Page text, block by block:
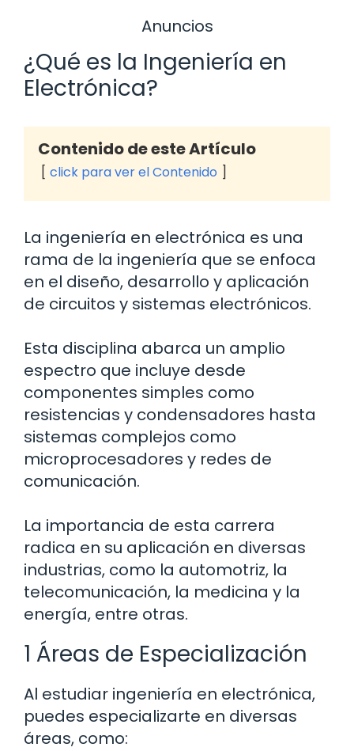
Anuncios
¿Qué es la Ingeniería en
Electrónica?
Contenido de este Artículo
click para ver el Contenido
La ingeniería en electrónica es una
rama de la ingeniería que se enfoca
en el diseño, desarrollo y aplicación
de circuitos y sistemas electrónicos.
Esta disciplina abarca un amplio
espectro que incluye desde
componentes simples como
resistencias y condensadores hasta
sistemas complejos como
microprocesadores y redes de
comunicación.
La importancia de esta carrera
radica en su aplicación en diversas
industrias, como la automotriz, la
telecomunicación, la medicina y la
energía, entre otras.
1 Áreas de Especialización
Al estudiar ingeniería en electrónica,
puedes especializarte en diversas
áreas, como: